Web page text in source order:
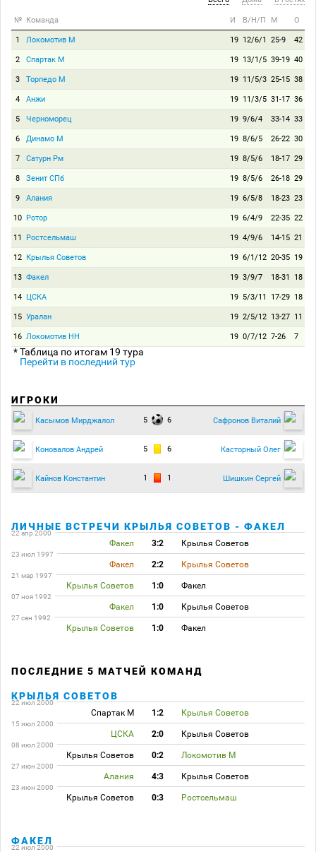
№ Команда И В/Н/П М О
1 Локомотив М 19 12/6/1 25-9 42
2 Спартак М 19 13/1/5 39-19 40
3 Торпедо М 19 11/5/3 25-15 38
4 Анжи 19 11/3/5 31-17 36
5 Черноморец 19 9/6/4 33-14 33
6 Динамо М 19 8/6/5 26-22 30
7 Сатурн Рм 19 8/5/6 18-17 29
8 Зенит СПб 19 8/5/6 26-18 29
9 Алания 19 6/5/8 18-23 23
10 Ротор 19 6/4/9 22-35 22
11 Ростсельмаш 19 4/9/6 14-15 21
12 Крылья Советов 19 6/1/12 20-35 19
13 Факел 19 3/9/7 18-31 18
14 ЦСКА 19 5/3/11 17-29 18
15 Уралан 19 2/5/12 13-27 11
16 Локомотив НН 19 0/7/12 7-26 7
* Таблица по итогам 19 тура
Перейти в последний тур
ИГРОКИ
Касымов Мирджалол 5 6 Сафронов Виталий
Коновалов Андрей 5 6 Касторный Олег
Кайнов Константин 1 1 Шишкин Сергей
ЛИЧНЫЕ ВСТРЕЧИ КРЫЛЬЯ СОВЕТОВ - ФАКЕЛ
22 апр 2000
Факел 3:2 Крылья Советов
23 июл 1997
Факел 2:2 Крылья Советов
21 мар 1997
Крылья Советов 1:0 Факел
07 ноя 1992
Факел 1:0 Крылья Советов
27 сен 1992
Крылья Советов 1:0 Факел
ПОСЛЕДНИЕ 5 МАТЧЕЙ КОМАНД
КРЫЛЬЯ СОВЕТОВ
22 июл 2000
Спартак М 1:2 Крылья Советов
15 июл 2000
ЦСКА 2:0 Крылья Советов
08 июл 2000
Крылья Советов 0:2 Локомотив М
27 июн 2000
Алания 4:3 Крылья Советов
23 июн 2000
Крылья Советов 0:3 Ростсельмаш
ФАКЕЛ
22 июл 2000